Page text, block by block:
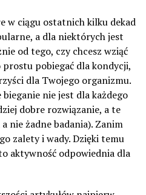
w ciągu ostatnich kilku dekad
a dla niektórych jest
od tego, czy chcesz wziąć
pobiegać dla kondycji,
dla Twojego organizmu.
nie jest dla każdego
dobre rozwiązanie, a te
nie żadne badania). Zanim
zalety i wady. Dzięki temu
aktywność odpowiednia dla